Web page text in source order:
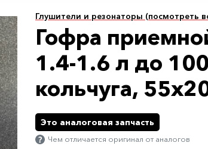
Глушители и резонаторы (посмотреть
Гофра
1.4-1.6 л до
кольчуга,
Это аналоговая запчасть
Чем отличается оригинал от аналогов